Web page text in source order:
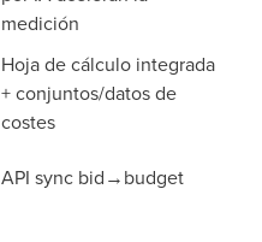
medición
Hoja de cálculo integrada
+ conjuntos/datos de
costes
API sync bid→budget